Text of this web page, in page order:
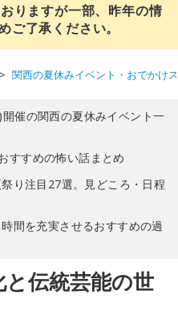
りますが一部、昨年の情
ご了承ください。
関西の夏休みイベント・おでかけ
催の関西の夏休みイベント一
すすめの怖い話まとめ
り注目27選。見どころ・日程
間を充実させるおすすめの過
伝統芸能の世